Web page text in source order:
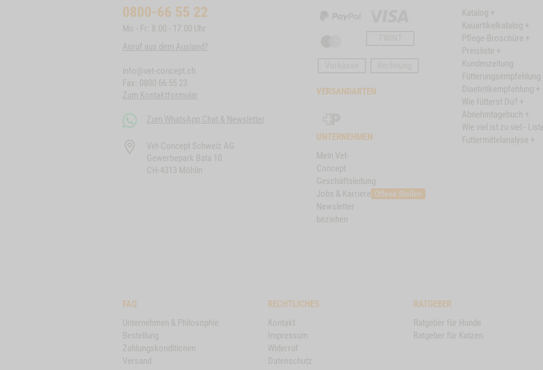
0800-66 55 22
Mo - Fr: 8.00 - 17.00 Uhr
Anruf aus dem Ausland?
info@vet-concept.ch
Fax: 0800 66 55 23
Zum Kontaktformular
Zum WhatsApp Chat & Newsletter
Vet-Concept Schweiz AG
Gewerbepark Bata 10
CH-4313 Möhlin
VERSANDARTEN
Katalog +
Kauartikelkatalog +
Pflege-Broschüre +
Preisliste +
Kundenzeitung
Fütterungsempfehlung
Diaetetikempfehlung +
Wie fütterst Du? +
Abnehmtagebuch +
Wie viel ist zu viel -
Futtermittelanalyse +
UNTERNEHMEN
Mein Vet-
Concept
Geschäftsleitung
Jobs & Karriere Offene Stellen
Newsletter
beziehen
FAQ
Unternehmen & Philosophie
Bestellung
Zahlungskonditionen
Versand
RECHTLICHES
Kontakt
Impressum
Widerruf
Datenschutz
RATGEBER
Ratgeber für Hunde
Ratgeber für Katzen